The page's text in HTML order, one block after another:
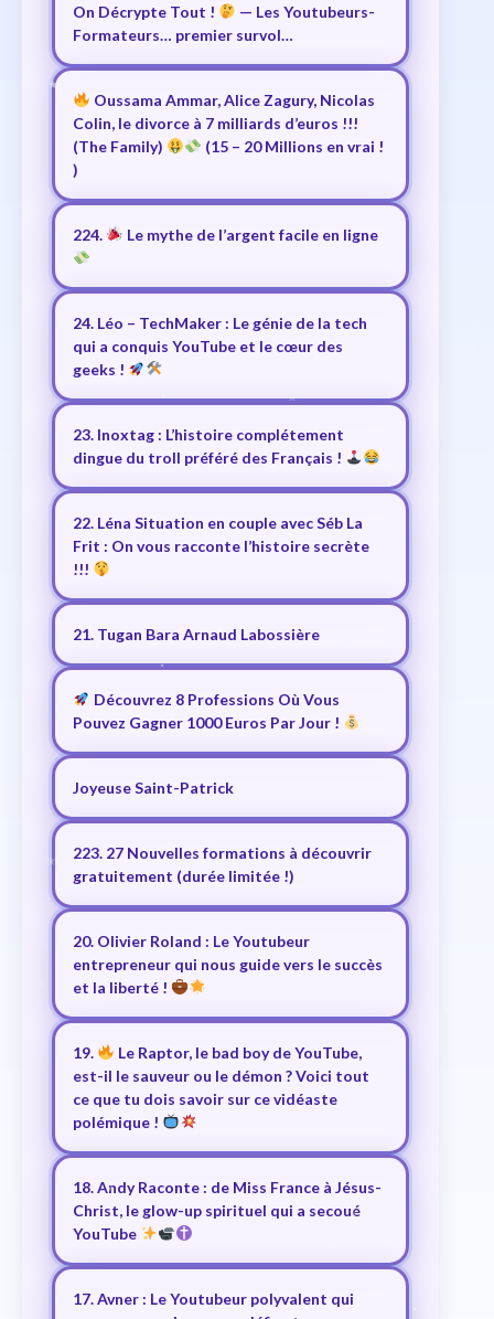
On Décrypte Tout !
— Les Youtubeurs-
Formateurs… premier survol…
Oussama Ammar, Alice Zagury, Nicolas
Colin, le divorce à 7 milliards d’euros !!!
(The Family)
(15 – 20 Millions en vrai !
)
224. Le mythe de l’argent facile en ligne
24. Léo – TechMaker : Le génie de la tech
qui a conquis YouTube et le cœur des
geeks !
23. Inoxtag : L’histoire complétement
dingue du troll préféré des Français !
22. Léna Situation en couple avec Séb La
Frit : On vous racconte l’histoire secrète
!!!
21. Tugan Bara Arnaud Labossière
Découvrez 8 Professions Où Vous
Pouvez Gagner 1000 Euros Par Jour !
Joyeuse Saint-Patrick
223. 27 Nouvelles formations à découvrir
gratuitement (durée limitée !)
20. Olivier Roland : Le Youtubeur
entrepreneur qui nous guide vers le succès
et la liberté !
19.
Le Raptor, le bad boy de YouTube,
est-il le sauveur ou le démon ? Voici tout
ce que tu dois savoir sur ce vidéaste
polémique !
18. Andy Raconte : de Miss France à Jésus-
Christ, le glow-up spirituel qui a secoué
YouTube
17. Avner : Le Youtubeur polyvalent qui